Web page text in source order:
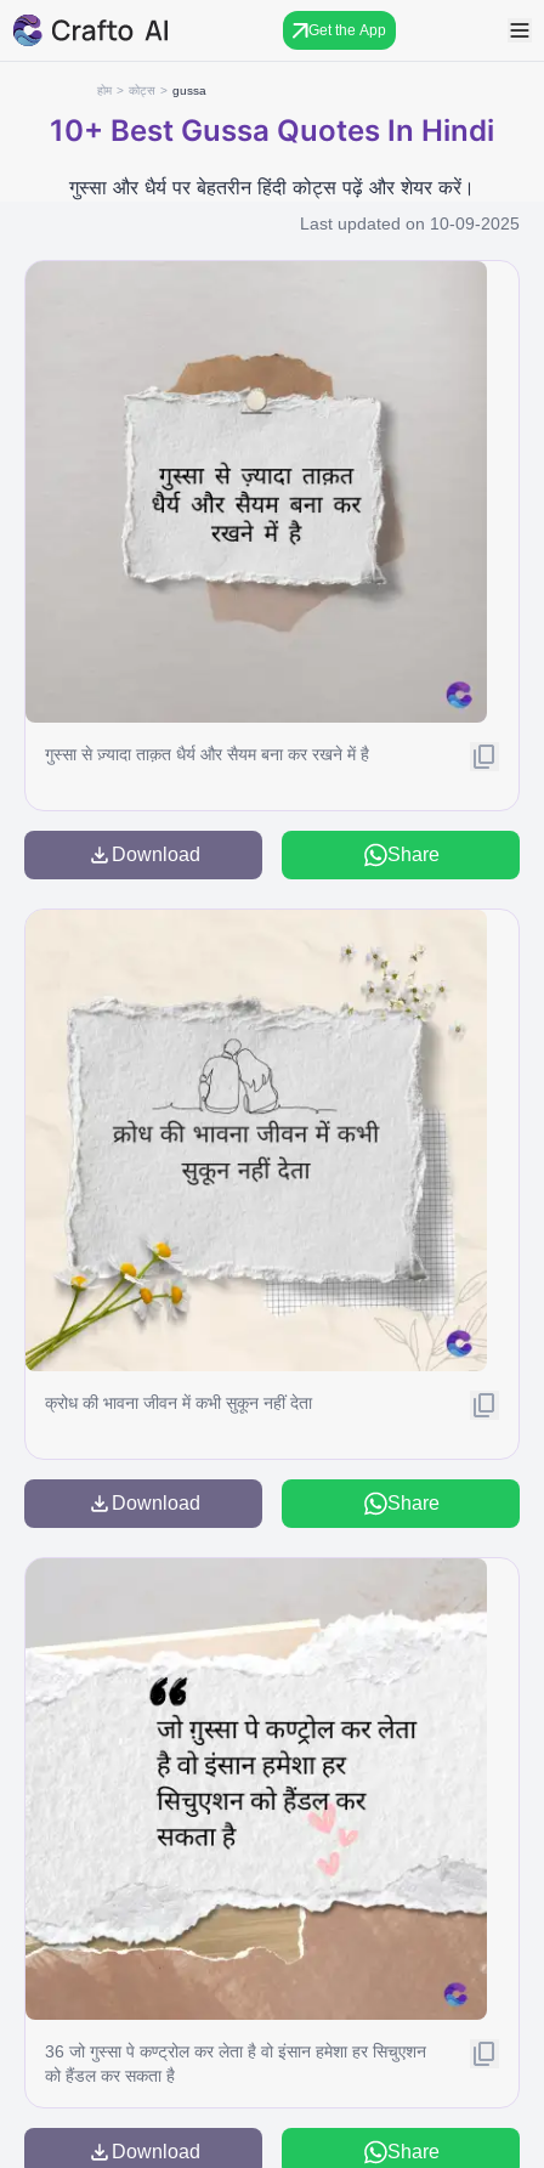
Get the App
होम > कोट्स > gussa
10+ Best Gussa Quotes In Hindi
गुस्सा और धैर्य पर बेहतरीन हिंदी कोट्स पढ़ें और शेयर करें।
Last updated on 10-09-2025
गुस्सा से ज़्यादा ताक़त धैर्य और सैयम बना कर रखने में है
Download Share
क्रोध की भावना जीवन में कभी सुकून नहीं देता
Download Share
36 जो गुस्सा पे कण्ट्रोल कर लेता है वो इंसान हमेशा हर सिचुएशन
को हैंडल कर सकता है
Download Share